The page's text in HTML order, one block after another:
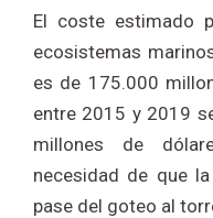
El coste estimado
ecosistemas
es de 175.000
entre 2015 y 2019
millones de
necesidad de que
pase del goteo al